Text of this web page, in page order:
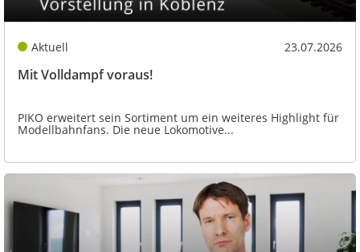
Aktuell 23.07.2026
Mit Volldampf voraus!
PIKO erweitert sein Sortiment um ein weiteres Highlight für
Modellbahnfans. Die neue Lokomotive...